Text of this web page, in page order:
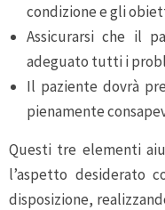
condizione e gli
Assicurarsi che il
adeguato tutti i
Il paziente dovrà
pienamente
Questi tre elementi
l’aspetto desiderato
disposizione,